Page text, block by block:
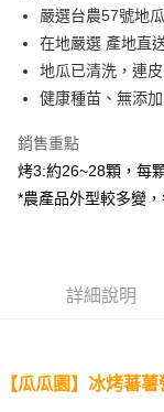
街口支付
悠遊付
全盈+PAY
AFTEE先享後付
相關說明
AFTEE先享後付是「在
３．安心：先確認商
２．訂單成立數日內，
ATM付款
運送方式
嚴選台農57號地
在地嚴選 產地直
地瓜已清洗，連皮
健康種苗、無添加
銷售重點
烤3:約26~28顆，每
*農產品外型較多變
詳細說明
【瓜瓜園】 冰烤蕃薯